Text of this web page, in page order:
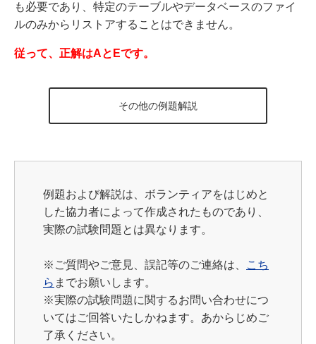
も必要であり、特定のテーブルやデータベースのファイ
ルのみからリストアすることはできません。
従って、正解はAとEです。
その他の例題解説
例題および解説は、ボランティアをはじめと
した協力者によって作成されたものであり、
実際の試験問題とは異なります。
※ ご質問やご意見、誤記等のご連絡は、
こち
ら までお願いします。
※実際の試験問題に関するお問い合わせにつ
いてはご回答いたしかねます。あからじめご
了承ください。